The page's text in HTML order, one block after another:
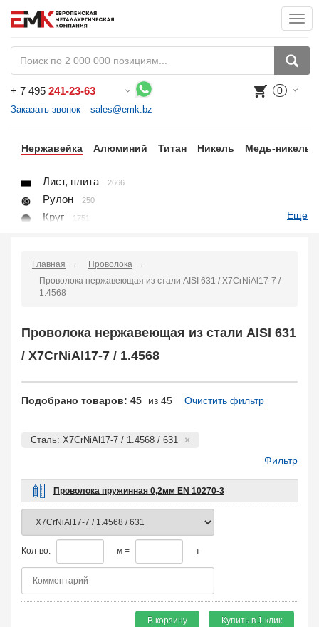
+ 7 495 241-23-63
Заказать звонок sales@emk.bz
0
Нержавейка Алюминий Титан Никель Медь-никель
Лист, плита 2666
Рулон 250
Круг 1751
Шестигранник 205
Проволока
Балка тавровая
Швеллер 95
Еще
Главная
Проволока
Проволока нержавеющая из стали AISI 631 / X7CrNiAl17-7 /
1.4568
Проволока нержавеющая из стали AISI 631
/ X7CrNiAl17-7 / 1.4568
Подобрано товаров: 45 из 45 Очистить фильтр
Сталь: X7CrNiAl17-7 / 1.4568 / 631
Фильтр
Проволока пружинная 0,2мм EN 10270-3
Кол-во: м = т
В корзину Купить в 1 клик